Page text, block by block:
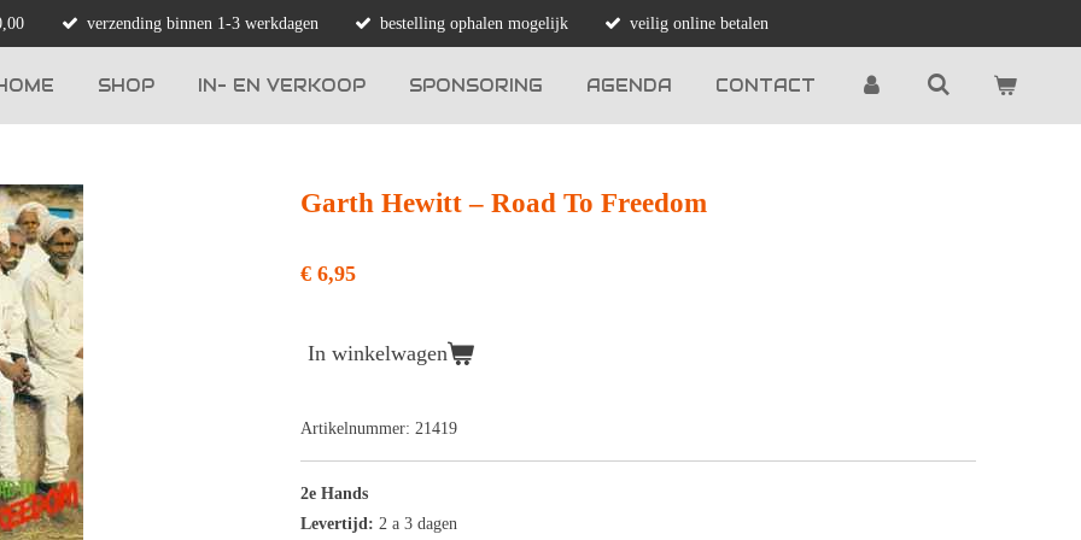
verzending binnen 1-3 werkdagen bestelling ophalen mogelijk veilig online betalen
SHOP IN- EN VERKOOP SPONSORING AGENDA CONTACT
Garth Hewitt ‎– Road To Freedom
€ 6,95
In winkelwagen
Artikelnummer: 21419
2e Hands
Levertijd: 2 a 3 dagen